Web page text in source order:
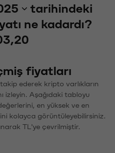
tarihindeki
ne kadardı?
fiyatları
ederek kripto varlıkların
izleyin. Aşağıdaki tabloyu
en yüksek ve en
kolayca görüntüleyebilirsiniz.
TL'ye çevrilmiştir.